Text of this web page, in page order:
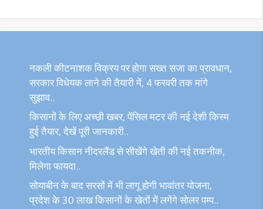
नकली कीटनाशक विक्रय पर होगा सख्त सजा का प्रावधान,
सरकार विधेयक लाने की तैयारी में, 4 फरवरी तक मांगे
सुझाव..
किसानों के लिए अच्छी खबर, पेंसिल मटर की नई देशी किस्म
हुई तैयार, देखें पूरी जानकारी..
भारतीय किसान नीदरलैंड से सीखेंगे खेती की नई तकनीक,
मिलेगा फायदा..
सोयाबीन के बाद सरसों में भी लागू होगी भावांतर योजना,
प्रदेश के 30 लाख किसानों के खेतों में लगेंगे सोलर पम्प..